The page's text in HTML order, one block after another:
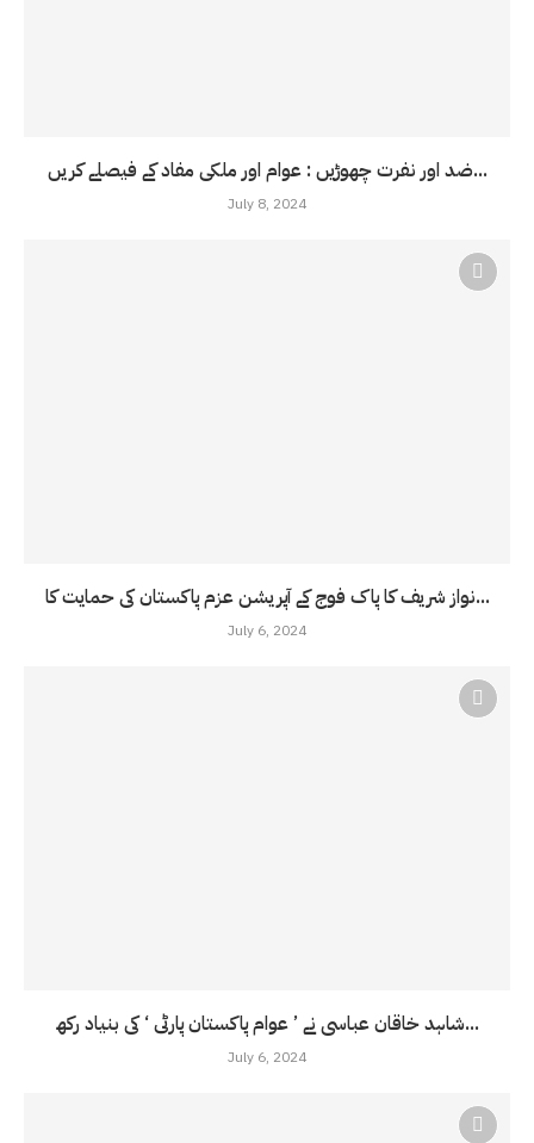
ضد اور نفرت چھوڑیں : عوام اور ملکی مفاد کے فیصلے کریں...
July 8, 2024
نواز شریف کا پاک فوج کے آپریشن عزم پاکستان کی حمایت کا...
July 6, 2024
شاہد خاقان عباسی نے ’ عوام پاکستان پارٹی ‘ کی بنیاد رکھ...
July 6, 2024